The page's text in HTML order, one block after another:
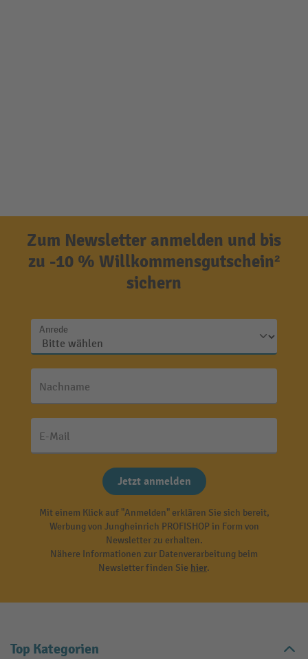
Zum Newsletter anmelden und bis
zu -10 % Willkommensgutschein²
sichern
Anrede
Nachname
E-Mail
Jetzt anmelden
Mit einem Klick auf "Anmelden" erklären Sie sich bereit,
Werbung von Jungheinrich PROFISHOP in Form von
Newsletter zu erhalten.
Nähere Informationen zur Datenverarbeitung beim
Newsletter finden Sie hier.
Top Kategorien